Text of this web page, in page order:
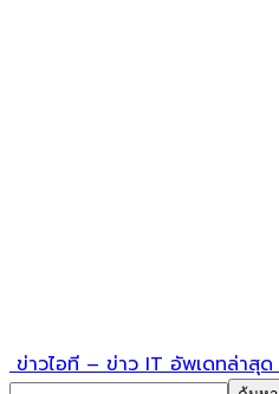
ข่าวไอที – ข่าว IT อัพเดทล่าสุด